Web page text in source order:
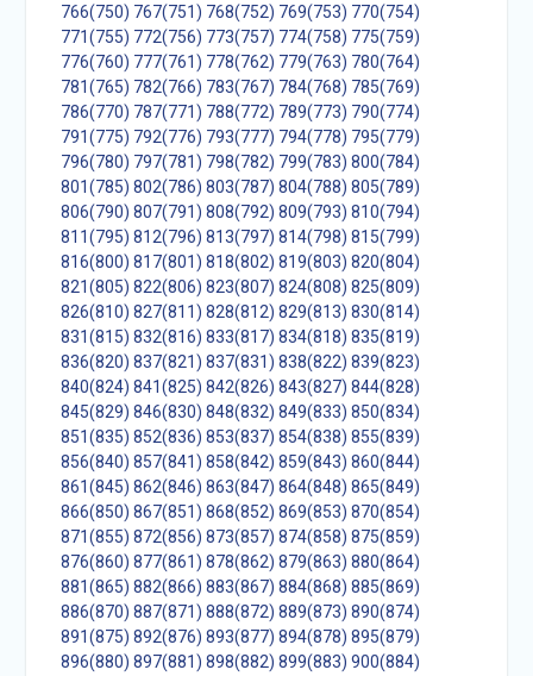
766(750) 767(751) 768(752) 769(753) 770(754)
771(755) 772(756) 773(757) 774(758) 775(759)
776(760) 777(761) 778(762) 779(763) 780(764)
781(765) 782(766) 783(767) 784(768) 785(769)
786(770) 787(771) 788(772) 789(773) 790(774)
791(775) 792(776) 793(777) 794(778) 795(779)
796(780) 797(781) 798(782) 799(783) 800(784)
801(785) 802(786) 803(787) 804(788) 805(789)
806(790) 807(791) 808(792) 809(793) 810(794)
811(795) 812(796) 813(797) 814(798) 815(799)
816(800) 817(801) 818(802) 819(803) 820(804)
821(805) 822(806) 823(807) 824(808) 825(809)
826(810) 827(811) 828(812) 829(813) 830(814)
831(815) 832(816) 833(817) 834(818) 835(819)
836(820) 837(821) 837(831) 838(822) 839(823)
840(824) 841(825) 842(826) 843(827) 844(828)
845(829) 846(830) 848(832) 849(833) 850(834)
851(835) 852(836) 853(837) 854(838) 855(839)
856(840) 857(841) 858(842) 859(843) 860(844)
861(845) 862(846) 863(847) 864(848) 865(849)
866(850) 867(851) 868(852) 869(853) 870(854)
871(855) 872(856) 873(857) 874(858) 875(859)
876(860) 877(861) 878(862) 879(863) 880(864)
881(865) 882(866) 883(867) 884(868) 885(869)
886(870) 887(871) 888(872) 889(873) 890(874)
891(875) 892(876) 893(877) 894(878) 895(879)
896(880) 897(881) 898(882) 899(883) 900(884)